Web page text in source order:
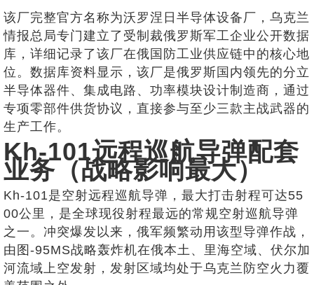
该厂完整官方名称为沃罗涅日半导体设备厂，乌克兰
情报总局专门建立了受制裁俄罗斯军工企业公开数据
库，详细记录了该厂在俄国防工业供应链中的核心地
位。数据库资料显示，该厂是俄罗斯国内领先的分立
半导体器件、集成电路、功率模块设计制造商，通过
专项零部件供货协议，直接参与至少三款主战武器的
生产工作。
Kh-101远程巡航导弹配套
业务（战略影响最大）
Kh-101是空射远程巡航导弹，最大打击射程可达55
00公里，是全球现役射程最远的常规空射巡航导弹
之一。冲突爆发以来，俄军频繁动用该型导弹作战，
由图-95MS战略轰炸机在俄本土、里海空域、伏尔加
河流域上空发射，发射区域均处于乌克兰防空火力覆